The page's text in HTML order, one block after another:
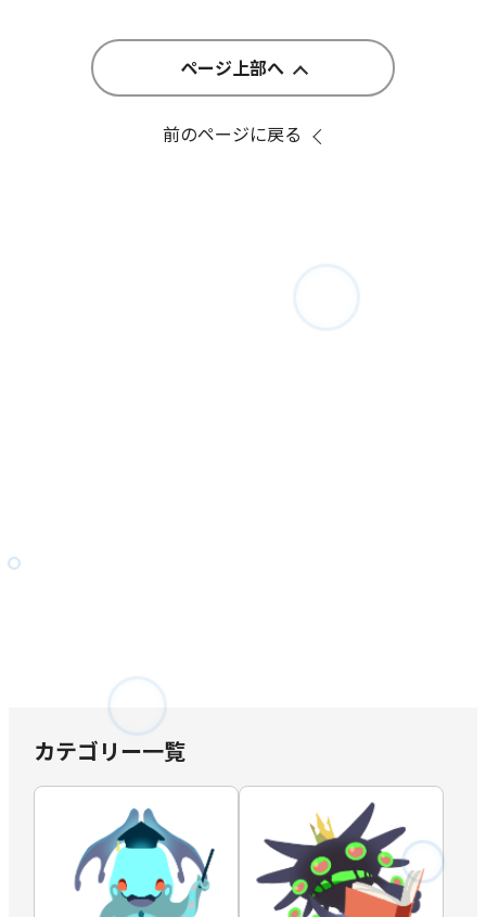
ページ上部へ
前のページに戻る
カテゴリー一覧